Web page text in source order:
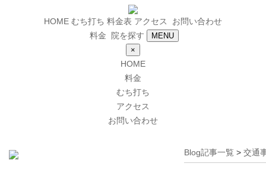
HOME むち打ち 料金表 アクセス
お問い合わせ
料金
院を探す
MENU
×
HOME
料金
むち打ち
アクセス
お問い合わせ
Blog記事一覧 > 交通